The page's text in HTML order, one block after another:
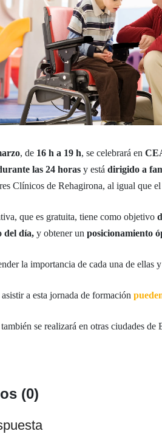
, de 16 h a 19 h, se celebrará en
las 24 horas y estádirigido a
Clínicos de Rehagirona, al igual que
que es gratuita, tiene como objetivo
del día, y obtener unposicionamiento
la importancia de cada una de
a esta jornada de formación
se realizará en otras ciudades de
(0)